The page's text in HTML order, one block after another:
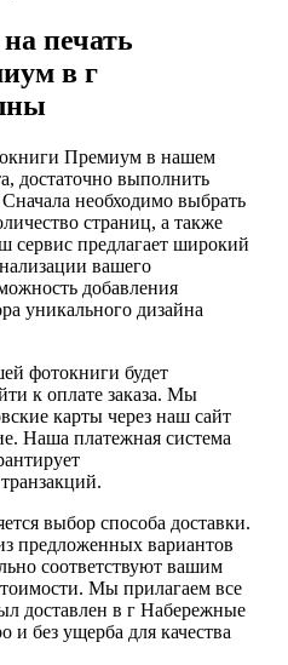
печать
в г
Премиум в нашем
достаточно выполнить
необходимо выбрать
страниц, а также
сервис предлагает широкий
вашего
добавления
уникального дизайна
фотокниги будет
к оплате заказа. Мы
карты через наш сайт
Наша платежная система
выбор способа доставки.
предложенных вариантов
соответствуют вашим
Мы прилагаем все
доставлен в г Набережные
без ущерба для качества